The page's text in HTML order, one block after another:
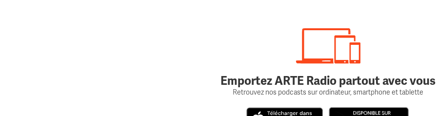
Emportez ARTE Radio partout avec vous
Retrouvez nos podcasts sur ordinateur, smartphone et tablette